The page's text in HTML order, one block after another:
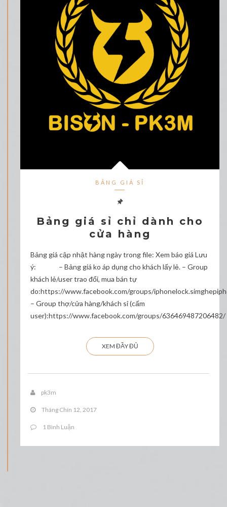
BẢNG GIÁ SỈ
Bảng giá sỉ chỉ dành cho
cửa hàng
Bảng giá cập nhật hàng ngày trong file: Xem báo giá Lưu
ý: – Bảng giá ko áp dụng cho khách lấy lẻ. – Group
khách lẻ/user trao đổi, mua bán tự
do:https://www.facebook.com/groups/
– Group thợ/cửa hàng/khách sỉ (cấm
user):https://www.facebook.com/groups/636469487206482/
XEM ĐẦY ĐỦ
pk3m
Tháng Chín 12, 2017
1 Bình Luận